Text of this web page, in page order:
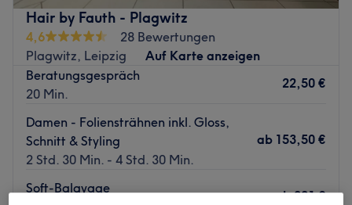
Hair by Fauth - Plagwitz
4,6
28 Bewertungen
Plagwitz, Leipzig
Auf Karte anzeigen
Beratungsgespräch
20 Min.
22,50 €
Damen - Foliensträhnen inkl. Gloss,
Schnitt & Styling
2 Std. 30 Min. - 4 Std. 30 Min.
ab 153,50 €
Soft-Balayage
ab 221 €